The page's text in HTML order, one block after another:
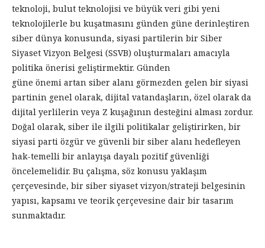
teknoloji, bulut teknolojisi ve büyük veri gibi yeni
teknolojilerle bu kuşatmasını günden güne derinleştiren
siber dünya konusunda, siyasi partilerin bir Siber
Siyaset Vizyon Belgesi (SSVB) oluşturmaları amacıyla
politika önerisi geliştirmektir. Günden
güne önemi artan siber alanı görmezden gelen bir siyasi
partinin genel olarak, dijital vatandaşların, özel olarak da
dijital yerlilerin veya Z kuşağının desteğini alması zordur.
Doğal olarak, siber ile ilgili politikalar geliştirirken, bir
siyasi parti özgür ve güvenli bir siber alanı hedefleyen
hak-temelli bir anlayışa dayalı pozitif güvenliği
öncelemelidir. Bu çalışma, söz konusu yaklaşım
çerçevesinde, bir siber siyaset vizyon/strateji belgesinin
yapısı, kapsamı ve teorik çerçevesine dair bir tasarım
sunmaktadır.